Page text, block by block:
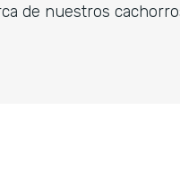
de nuestros